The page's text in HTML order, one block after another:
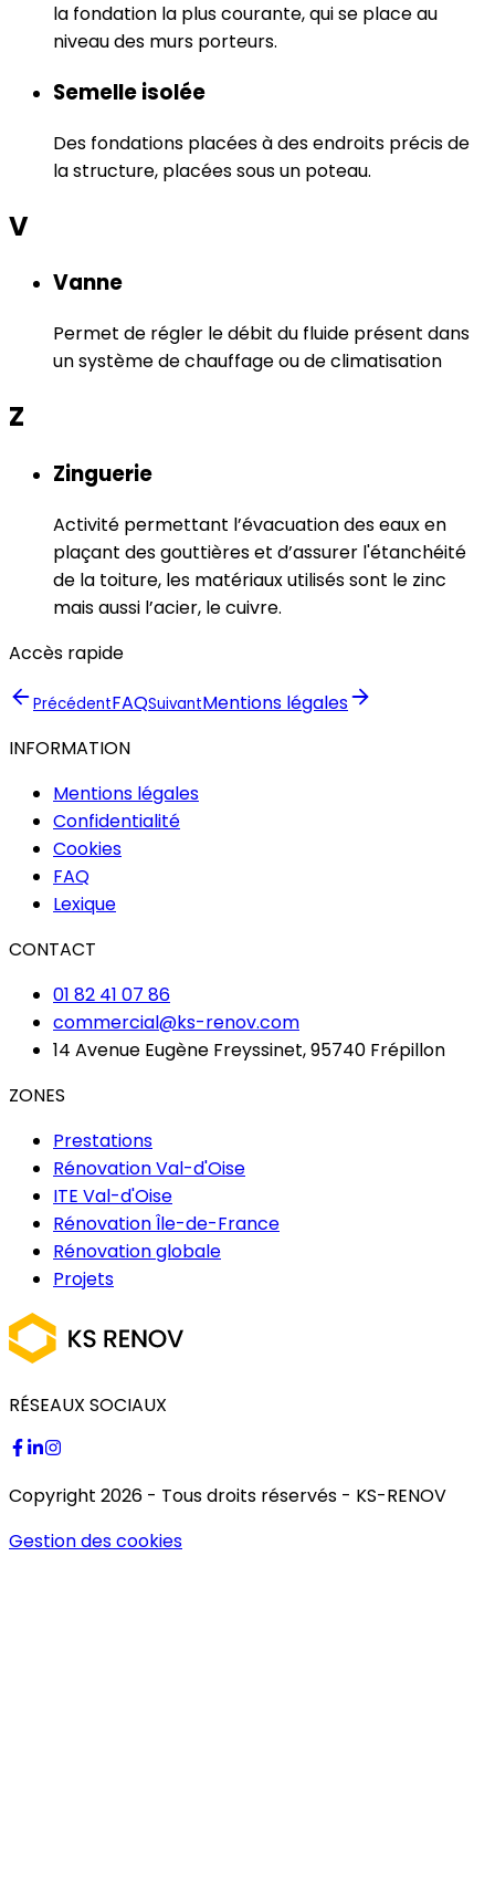
la fondation la plus courante, qui se place au
niveau des murs porteurs.
Semelle isolée
Des fondations placées à des endroits précis de
la structure, placées sous un poteau.
V
Vanne
Permet de régler le débit du fluide présent dans
un système de chauffage ou de climatisation
Z
Zinguerie
Activité permettant l’évacuation des eaux en
plaçant des gouttières et d’assurer l'étanchéité
de la toiture, les matériaux utilisés sont le zinc
mais aussi l’acier, le cuivre.
Accès rapide
PrécédentFAQSuivantMentions légales
INFORMATION
Mentions légales
Confidentialité
Cookies
FAQ
Lexique
CONTACT
01 82 41 07 86
commercial@ks-renov.com
14 Avenue Eugène Freyssinet, 95740 Frépillon
ZONES
Prestations
Rénovation Val-d'Oise
ITE Val-d'Oise
Rénovation Île-de-France
Rénovation globale
Projets
RÉSEAUX SOCIAUX
Copyright 2026 - Tous droits réservés - KS-RENOV
Gestion des cookies